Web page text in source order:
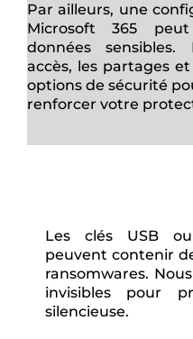
Par ailleurs, une
Microsoft 365
données sensibles.
accès, les partages
options de sécurité
renforcer votre
Les clés USB
peuvent contenir
ransomwares.
invisibles pour
silencieuse.